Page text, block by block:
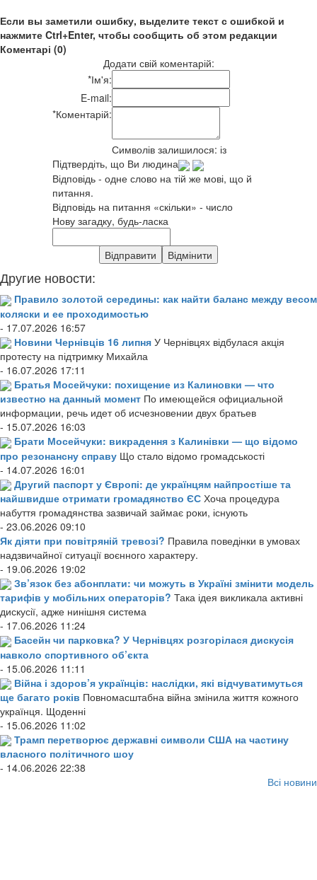
Если вы заметили ошибку, выделите текст с ошибкой и
нажмите Ctrl+Enter, чтобы сообщить об этом редакции
Коментарі (0)
Додати свій коментарій:
*Ім'я:
E-mail:
*Коментарій:
Символів залишилося: із
Підтвердіть, що Ви людина
Відповідь - одне слово на тій же мові, що й
питання.
Відповідь на питання «скільки» - число
Нову загадку, будь-ласка
Другие новости:
Правило золотой середины: как найти баланс между весом
коляски и ее проходимостью
- 17.07.2026 16:57
Новини Чернівців 16 липня У Чернівцях відбулася акція
протесту на підтримку Михайла
- 16.07.2026 17:11
Братья Мосейчуки: похищение из Калиновки — что
известно на данный момент По имеющейся официальной
информации, речь идет об исчезновении двух братьев
- 15.07.2026 16:03
Брати Мосейчуки: викрадення з Калинівки — що відомо
про резонансну справу Що стало відомо громадськості
- 14.07.2026 16:01
Другий паспорт у Європі: де українцям найпростіше та
найшвидше отримати громадянство ЄС Хоча процедура
набуття громадянства зазвичай займає роки, існують
- 23.06.2026 09:10
Як діяти при повітряній тревозі? Правила поведінки в умовах
надзвичайної ситуації воєнного характеру.
- 19.06.2026 19:02
Зв’язок без абонплати: чи можуть в Україні змінити модель
тарифів у мобільних операторів? Така ідея викликала активні
дискусії, адже нинішня система
- 17.06.2026 11:24
Басейн чи парковка? У Чернівцях розгорілася дискусія
навколо спортивного об’єкта
- 15.06.2026 11:11
Війна і здоров’я українців: наслідки, які відчуватимуться
ще багато років Повномасштабна війна змінила життя кожного
українця. Щоденні
- 15.06.2026 11:02
Трамп перетворює державні символи США на частину
власного політичного шоу
- 14.06.2026 22:38
Всі новини